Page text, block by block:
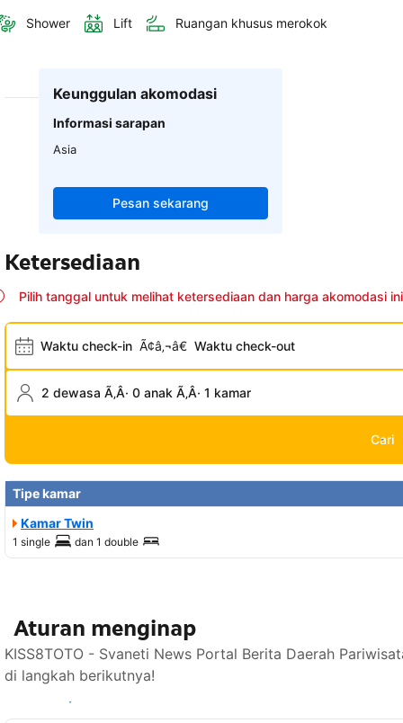
Shower Lift Ruangan khusus merokok
Keunggulan akomodasi
Informasi sarapan
Asia
Pesan sekarang
Ketersediaan
Pilih tanggal untuk melihat ketersediaan dan harga akomodasi ini
Waktu check-in Ã¢â‚¬â€ Waktu check-out
2 dewasa Ã‚Â· 0 anak Ã‚Â· 1 kamar
Cari
Tipe kamar
Kamar Twin
1 single dan 1 double
Aturan menginap
KISS8TOTO - Svaneti News Portal Berita Daerah
di langkah berikutnya!
Lihat ketersediaan